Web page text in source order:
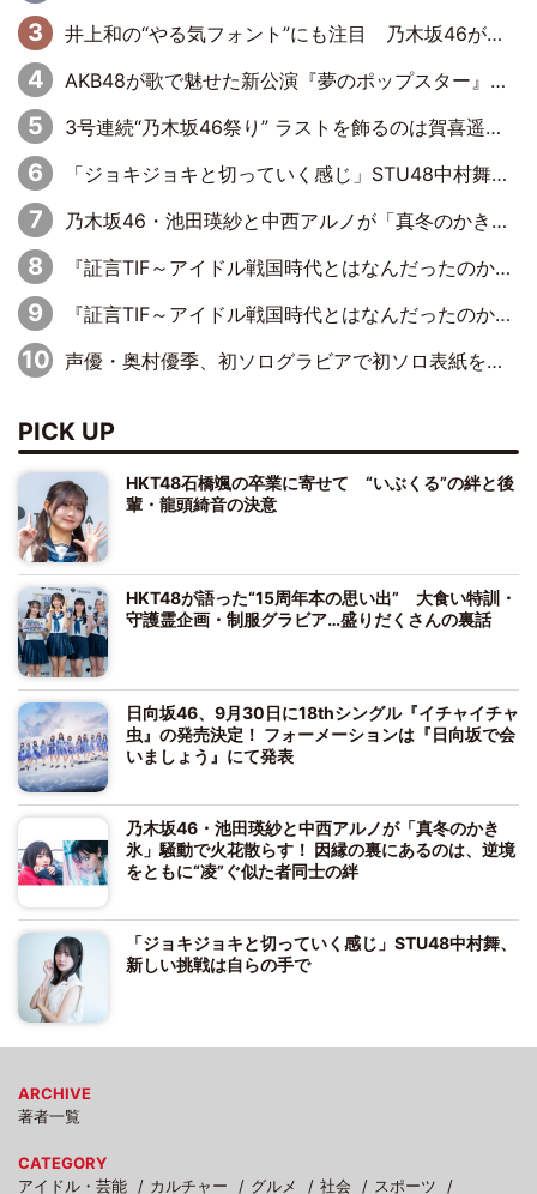
井上和の“やる気フォント”にも注目 乃木坂46が挑んだ書道パフォーマンスの舞台裏
AKB48が歌で魅せた新公演『夢のポップスター』 初日から全身全霊のステージ
3号連続“乃木坂46祭り” ラストを飾るのは賀喜遥香…5年ぶりの登場に「5年分大人になった私を見ていただけたら」
「ジョキジョキと切っていく感じ」STU48中村舞、新しい挑戦は自らの手で
乃木坂46・池田瑛紗と中西アルノが「真冬のかき氷」騒動で火花散らす！ 因縁の裏にあるのは、逆境をともに“凌”ぐ似た者同士の絆
『証言TIF～アイドル戦国時代とはなんだったのか～』第11回：私立恵比寿中学・真山りか×安本彩花「TIFで10年ぶりのキョンシーメイクをしたら、場を完全に引かせてしまって。時代が変わったんだなって」
『証言TIF～アイドル戦国時代とはなんだったのか～』第6回：でんぱ組.inc・古川未鈴×相沢梨紗「『ハロプロやりたかったな』って言ったら、夢眠ねむさんに『てめえはでんぱ組．incなんだよ！』って肩パンされて(笑)」
声優・奥村優季、初ソログラビアで初ソロ表紙を飾る！ 初めて見せる表情や、声優を志したきっかけなどを語った必読のインタビューを掲載
PICK UP
HKT48石橋颯の卒業に寄せて “いぶくる”の絆と後
輩・龍頭綺音の決意
HKT48が語った“15周年本の思い出” 大食い特訓・
守護霊企画・制服グラビア…盛りだくさんの裏話
日向坂46、9月30日に18thシングル『イチャイチャ
虫』の発売決定！ フォーメーションは『日向坂で会
いましょう』にて発表
乃木坂46・池田瑛紗と中西アルノが「真冬のかき
氷」騒動で火花散らす！ 因縁の裏にあるのは、逆境
をともに“凌”ぐ似た者同士の絆
「ジョキジョキと切っていく感じ」STU48中村舞、
新しい挑戦は自らの手で
ARCHIVE
著者一覧
CATEGORY
アイドル・芸能
カルチャー グルメ 社会 スポーツ